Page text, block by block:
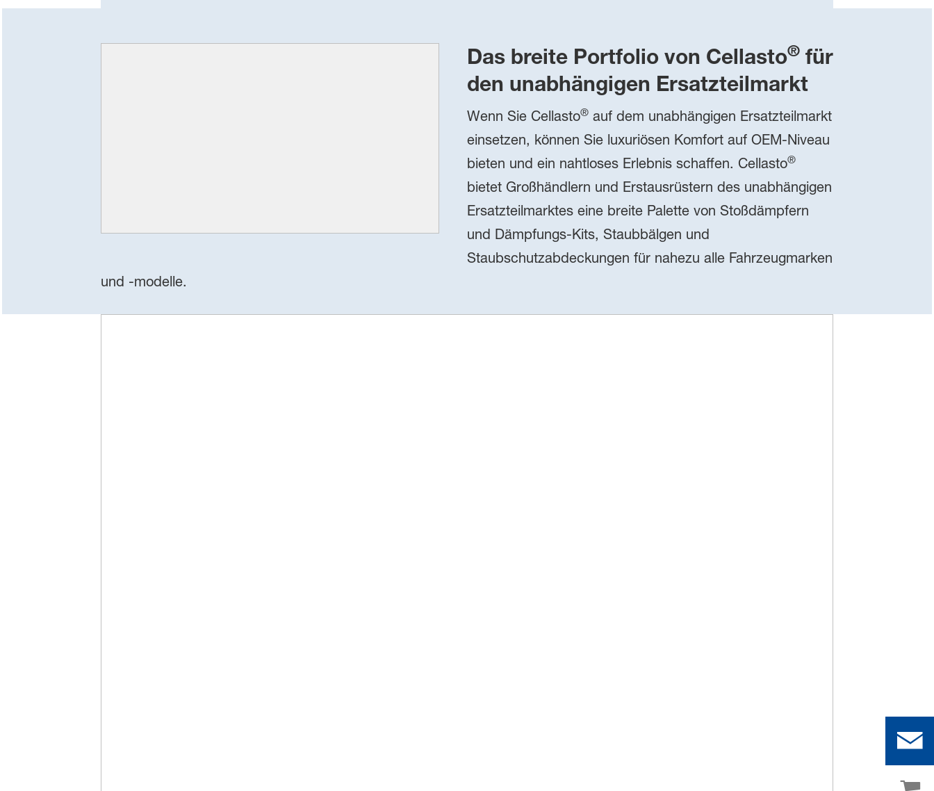
Das breite Portfolio von Cellasto®für
den unabhängigen Ersatzteilmarkt
Wenn Sie Cellasto®auf dem unabhängigen Ersatzteilmarkt
einsetzen, können Sie luxuriösen Komfort auf OEM-Niveau
bieten und ein nahtloses Erlebnis schaffen. Cellasto®
bietet Großhändlern und Erstausrüstern des unabhängigen
Ersatzteilmarktes eine breite Palette von Stoßdämpfern
und Dämpfungs-Kits, Staubbälgen und
Staubschutzabdeckungen für nahezu alle Fahrzeugmarken
und -modelle.